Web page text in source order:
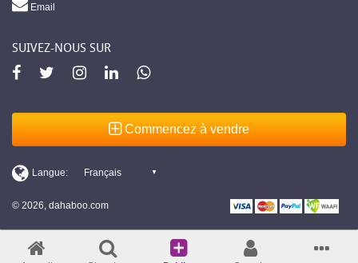
Email
SUIVEZ-NOUS SUR
Commencez à vendre
© 2026, dahaboo.com